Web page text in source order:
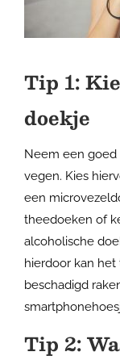
Tip 1:
doekje
Neem een
vegen. Kies
een
theedoeken of
alcoholische
hierdoor kan
beschadigd
Tip 2: